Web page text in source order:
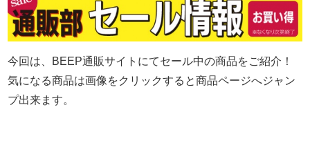
今回は、BEEP通販サイトにてセール中の商品をご紹介！
気になる商品は画像をクリックすると商品ページへジャン
プ出来ます。